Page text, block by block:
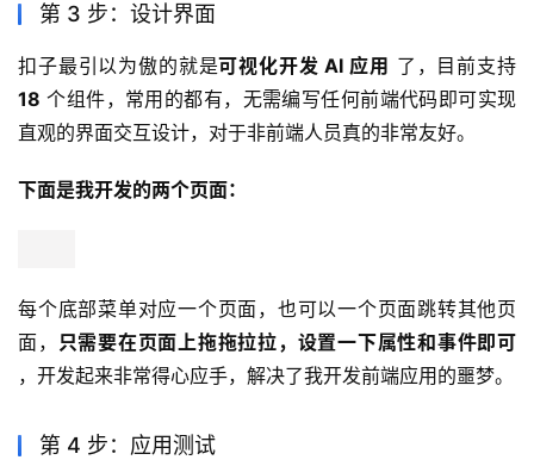
第 3 步：设计界面
扣子最引以为傲的就是可视化开发 AI 应用
18 个组件，常用的都有，无需编写任何前端代码即可实现
直观的界面交互设计，对于非前端人员真的非常友好。
下面是我开发的两个页面：
每个底部菜单对应一个页面，也可以一个页面跳转其他页
面， 只需要在页面上拖拖拉拉，设置一下属性和事件即可
，开发起来非常得心应手，解决了我开发前端应用的噩梦。
第 4 步：应用测试